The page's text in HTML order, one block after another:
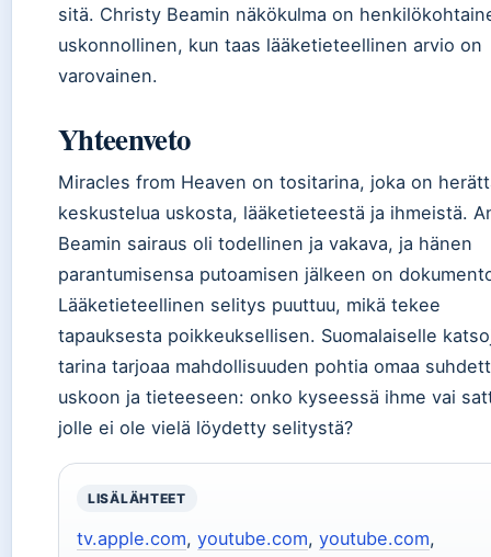
sitä. Christy Beamin näkökulma on
uskonnollinen, kun taas lääketieteellinen arvio on
varovainen.
Yhteenveto
Miracles from Heaven on tositarina, joka on
keskustelua uskosta, lääketieteestä ja ihmeistä.
Beamin sairaus oli todellinen ja vakava, ja hänen
parantumisensa putoamisen jälkeen on
Lääketieteellinen selitys puuttuu, mikä tekee
tapauksesta poikkeuksellisen. Suomalaiselle
tarina tarjoaa mahdollisuuden pohtia omaa
uskoon ja tieteeseen: onko kyseessä ihme vai
jolle ei ole vielä löydetty selitystä?
LISÄLÄHTEET
tv.apple.com, youtube.com, youtube.com,